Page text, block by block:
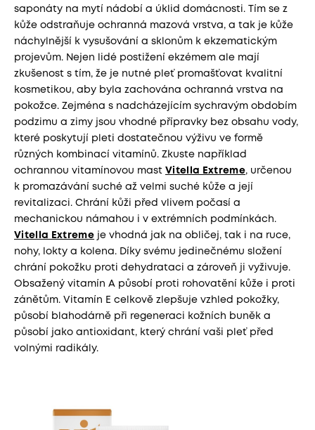
saponáty na mytí nádobí a úklid domácnosti. Tím se z
kůže odstraňuje ochranná mazová vrstva, a tak je kůže
náchylnější k vysušování a sklonům k ekzematickým
projevům. Nejen lidé postižení ekzémem ale mají
zkušenost s tím, že je nutné pleť promašťovat kvalitní
kosmetikou, aby byla zachována ochranná vrstva na
pokožce. Zejména s nadcházejícím sychravým obdobím
podzimu a zimy jsou vhodné přípravky bez obsahu vody,
které poskytují pleti dostatečnou výživu ve formě
různých kombinací vitamínů. Zkuste například
ochrannou vitamínovou mast Vitella Extreme, určenou
k promazávání suché až velmi suché kůže a její
revitalizaci. Chrání kůži před vlivem počasí a
mechanickou námahou i v extrémních podmínkách.
Vitella Extreme je vhodná jak na obličej, tak i na ruce,
nohy, lokty a kolena. Díky svému jedinečnému složení
chrání pokožku proti dehydrataci a zároveň ji vyživuje.
Obsažený vitamín A působí proti rohovatění kůže i proti
zánětům. Vitamín E celkově zlepšuje vzhled pokožky,
působí blahodárně při regeneraci kožních buněk a
působí jako antioxidant, který chrání vaši pleť před
volnými radikály.